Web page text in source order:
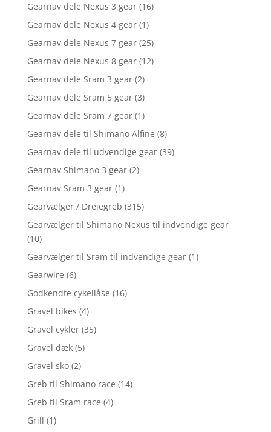
Gearnav dele Nexus 3 gear (16)
Gearnav dele Nexus 4 gear (1)
Gearnav dele Nexus 7 gear (25)
Gearnav dele Nexus 8 gear (12)
Gearnav dele Sram 3 gear (2)
Gearnav dele Sram 5 gear (3)
Gearnav dele Sram 7 gear (1)
Gearnav dele til Shimano Alfine (8)
Gearnav dele til udvendige gear (39)
Gearnav Shimano 3 gear (2)
Gearnav Sram 3 gear (1)
Gearvælger / Drejegreb (315)
Gearvælger til Shimano Nexus til indvendige gear
(10)
Gearvælger til Sram til indvendige gear (1)
Gearwire (6)
Godkendte cykellåse (16)
Gravel bikes (4)
Gravel cykler (35)
Gravel dæk (5)
Gravel sko (2)
Greb til Shimano race (14)
Greb til Sram race (4)
Grill (1)